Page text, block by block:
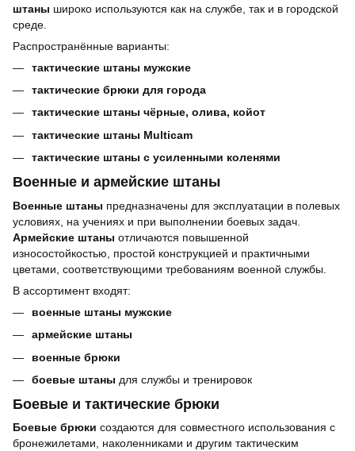
штаны широко используются как на службе, так и в городской
среде.
Распространённые варианты:
тактические штаны мужские
тактические брюки для города
тактические штаны чёрные, олива, койот
тактические штаны Multicam
тактические штаны с усиленными коленями
Военные и армейские штаны
Военные штаны предназначены для эксплуатации в полевых
условиях, на учениях и при выполнении боевых задач.
Армейские штаны отличаются повышенной
износостойкостью, простой конструкцией и практичными
цветами, соответствующими требованиям военной службы.
В ассортимент входят:
военные штаны мужские
армейские штаны
военные брюки
боевые штаны для службы и тренировок
Боевые и тактические брюки
Боевые брюки создаются для совместного использования с
бронежилетами, наколенниками и другим тактическим